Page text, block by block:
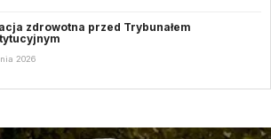
zdrowotna przed Trybunałem
2026